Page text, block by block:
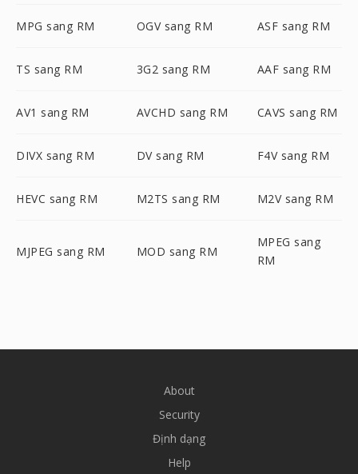
MPG sang RM OGV sang RM ASF sang RM
TS sang RM 3G2 sang RM AAF sang RM
AV1 sang RM AVCHD sang RM CAVS sang RM
DIVX sang RM DV sang RM F4V sang RM
HEVC sang RM M2TS sang RM M2V sang RM
MJPEG sang RM MOD sang RM
MPEG sang
RM
About
Security
Định dạng
Help